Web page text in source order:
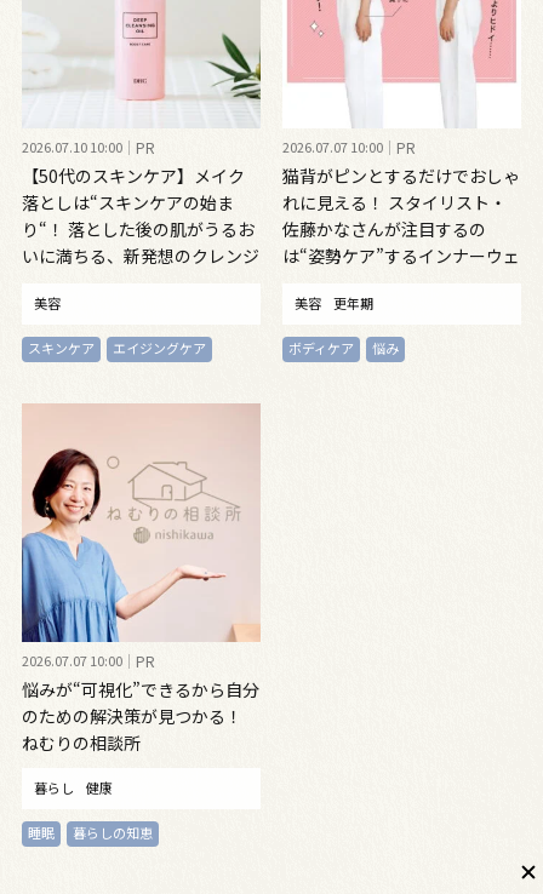
2026.07.10 10:00 PR
【50代のスキンケア】メイク
落としは“スキンケアの始ま
り“！ 落とした後の肌がうるお
いに満ちる、新発想のクレンジ
美容
スキンケア エイジングケア
2026.07.07 10:00 PR
猫背がピンとするだけでおしゃ
れに見える！ スタイリスト・
佐藤かなさんが注目するの
は“姿勢ケア”するインナーウェ
美容 更年期
ボディケア 悩み
2026.07.07 10:00 PR
悩みが“可視化”できるから自分
のための解決策が見つかる！
ねむりの相談所
暮らし 健康
睡眠 暮らしの知恵